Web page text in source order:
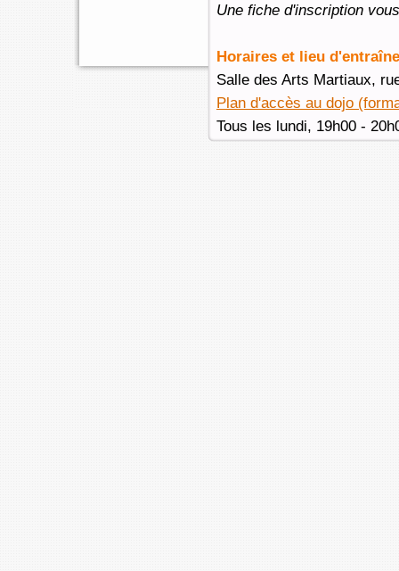
Une fiche d'inscription
Horaires et lieu
Salle des Arts Martiaux,
Plan d'accès au dojo
Tous les lundi, 19h00 -